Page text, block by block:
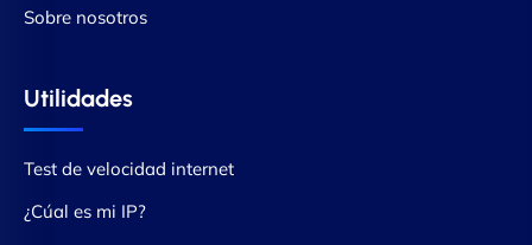
Sobre nosotros
Utilidades
Test de velocidad internet
¿Cúal es mi IP?